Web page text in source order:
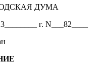
ДУМА
г. N___82____